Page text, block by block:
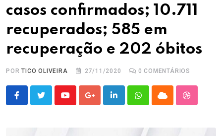
casos confirmados; 10.711
recuperados; 585 em
recuperação e 202 óbitos
PORTICO OLIVEIRA 27/11/2020 0 COMENTÁRIOS
YoutubeGoogle+LinkedInWhatsappCloud